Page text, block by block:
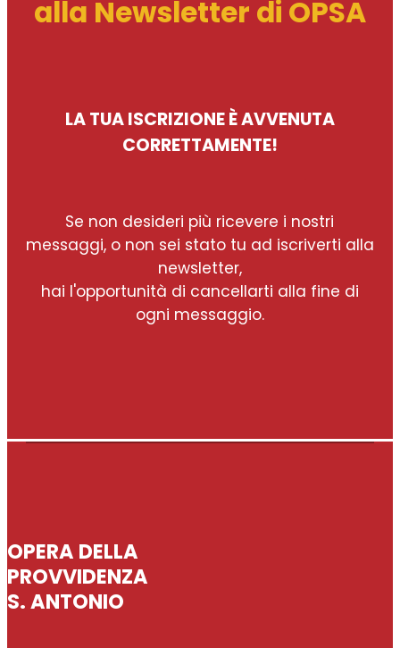
alla Newsletter di OPSA
LA TUA ISCRIZIONE È AVVENUTA
CORRETTAMENTE!
Se non desideri più ricevere i nostri
messaggi, o non sei stato tu ad iscriverti alla
newsletter,
hai l'opportunità di cancellarti alla fine di
ogni messaggio.
OPERA DELLA
PROVVIDENZA
S. ANTONIO